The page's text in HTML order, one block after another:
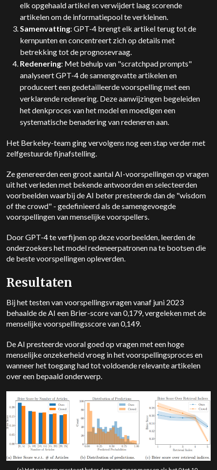
elk opgehaald artikel en verwijdert laag scorende
artikelen om de informatiepool te verkleinen.
Samenvatting: GPT-4 brengt elk artikel terug tot de
kernpunten en concentreert zich op details met
betrekking tot de prognosevraag.
Redenering: Met behulp van "scratchpad prompts"
analyseert GPT-4 de samengevatte artikelen en
produceert een gedetailleerde voorspelling met een
verklarende redenering. Deze aanwijzingen begeleiden
het denkproces van het model en moedigen een
systematische benadering van redeneren aan.
Het Berkeley-team ging vervolgens nog een stap verder met
zelfgestuurde fijnafstelling.
Ze genereerden een groot aantal AI-voorspellingen op vragen
uit het verleden met bekende antwoorden en selecteerden
voorbeelden waarbij de AI beter presteerde dan de "wisdom
of the crowd" - gedefinieerd als de samengevoegde
voorspellingen van menselijke voorspellers.
Door GPT-4 te verfijnen op deze voorbeelden, leerden de
onderzoekers het model redeneerpatronen na te bootsen die
de beste voorspellingen opleverden.
Resultaten
Bij het testen van voorspellingsvragen vanaf juni 2023
behaalde de AI een Brier-score van 0,179, vergeleken met de
menselijke voorspellingsscore van 0,149.
De AI presteerde vooral goed op vragen met een hoge
menselijke onzekerheid vroeg in het voorspellingsproces en
wanneer het toegang had tot voldoende relevante artikelen
over een bepaald onderwerp.